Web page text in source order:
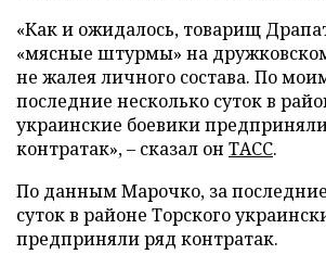
«Как и ожидалось, товарищ
«мясные штурмы» на
не жалея личного состава. По
последние несколько суток в
украинские боевики
контратак», – сказал он ТАСС.
По данным Марочко, за
суток в районе Торского
предприняли ряд контратак.